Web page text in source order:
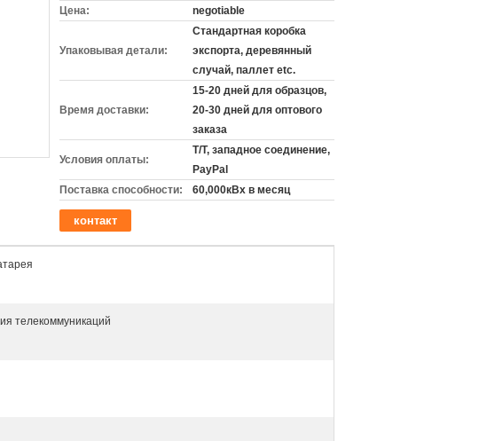
Цена:
negotiable
Упаковывая детали:
Стандартная коробка
экспорта, деревянный
случай, паллет etc.
Время доставки:
15-20 дней для образцов,
20-30 дней для оптового
заказа
Условия оплаты:
T/T, западное соединение,
PayPal
Поставка способности:
60,000кВх в месяц
контакт
телекоммуникаций